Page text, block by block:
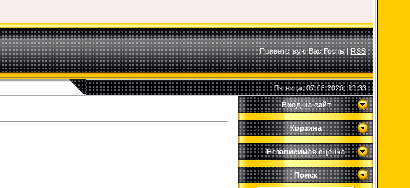
Приветствую Вас Гость|RSS
Пятница, 07.08.2026, 15:33
Вход на сайт
Корзина
Независимая оценка
Поиск